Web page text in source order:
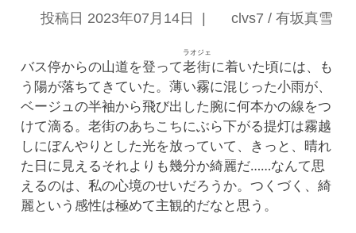
投稿日 2023年07月14日 | clvs7 / 有坂真雪
バス停からの山道を登って老街
ラオジェ
に着いた頃には、も
う陽が落ちてきていた。薄い霧に混じった小雨が、
ベージュの半袖から飛び出した腕に何本かの線をつ
けて滴る。老街のあちこちにぶら下がる提灯は霧越
しにぼんやりとした光を放っていて、きっと、晴れ
た日に見えるそれよりも幾分か綺麗だ……なんて思
えるのは、私の心境のせいだろうか。つくづく、綺
麗という感性は極めて主観的だなと思う。